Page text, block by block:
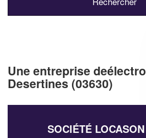
Une entreprise
Desertines (03630)
SOCIÉTÉ
Vous
vosmargestout en
nouveaux clients